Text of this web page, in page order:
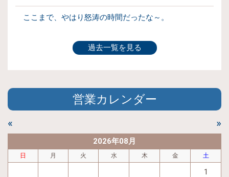
ここまで、やはり怒涛の時間だったな～。
過去一覧を見る
営業カレンダー
« »
2026年08月
日 月 火 水 木 金 土
1